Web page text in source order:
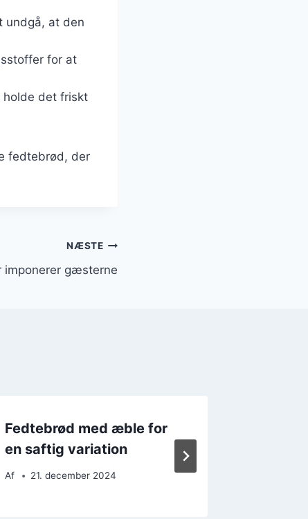
undgå, at den
for at
det friskt
fedtebrød, der
NÆSTE
imponerer gæsterne
Fedtebrød med æble for
en saftig variation
Af 21. december 2024